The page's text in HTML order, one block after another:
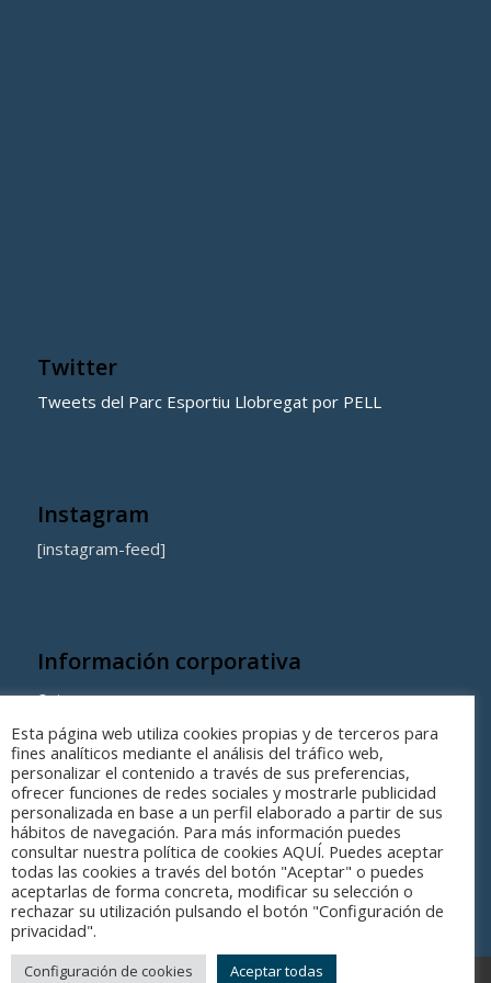
Twitter
Tweets del Parc Esportiu Llobregat por PELL
Instagram
[instagram-feed]
Información corporativa
Quienes somos
Coste de los equipamientos y servicios municipales
Esta página web utiliza cookies propias y de terceros para
fines analíticos mediante el análisis del tráfico web,
personalizar el contenido a través de sus preferencias,
ofrecer funciones de redes sociales y mostrarle publicidad
personalizada en base a un perfil elaborado a partir de sus
hábitos de navegación. Para más información puedes
consultar nuestra política de cookies AQUÍ. Puedes aceptar
todas las cookies a través del botón "Aceptar" o puedes
aceptarlas de forma concreta, modificar su selección o
rechazar su utilización pulsando el botón "Configuración de
privacidad".
Configuración de cookies Aceptar todas